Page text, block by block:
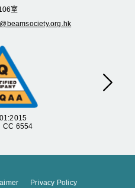
CC 6554
Next
室
Privacy Policy